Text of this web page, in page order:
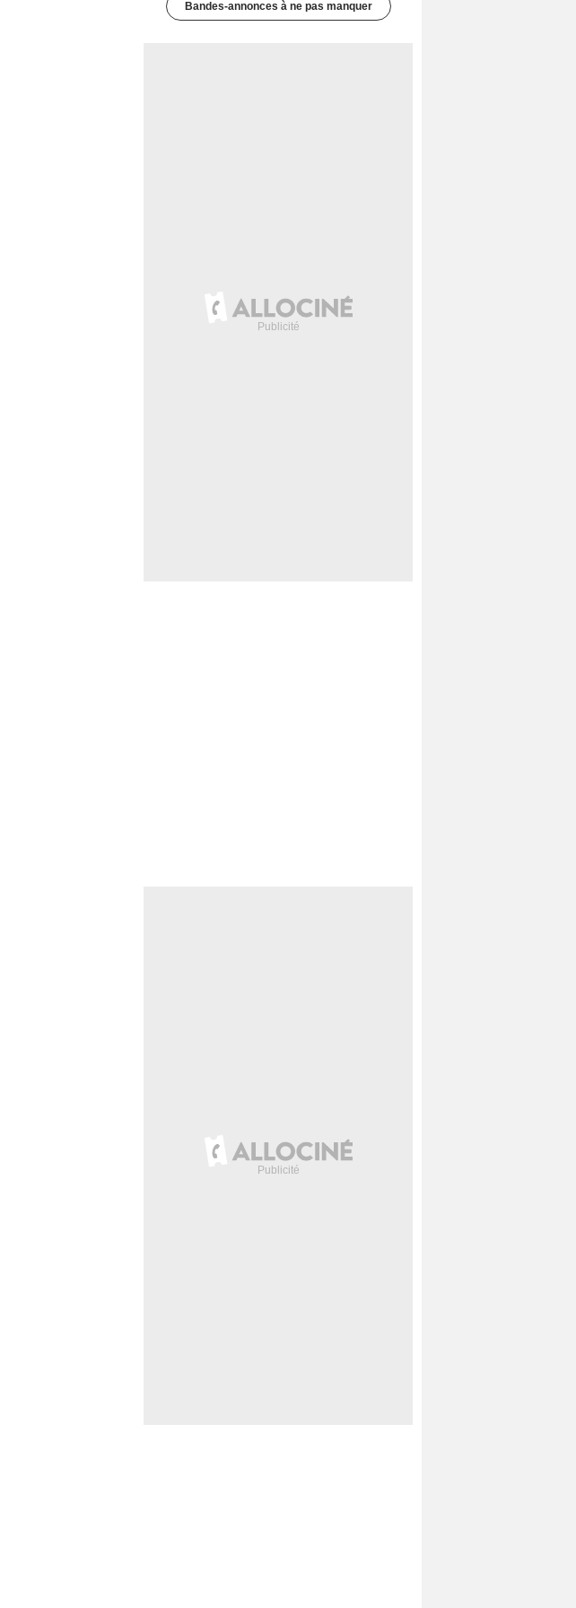
Bandes-annonces à ne pas manquer